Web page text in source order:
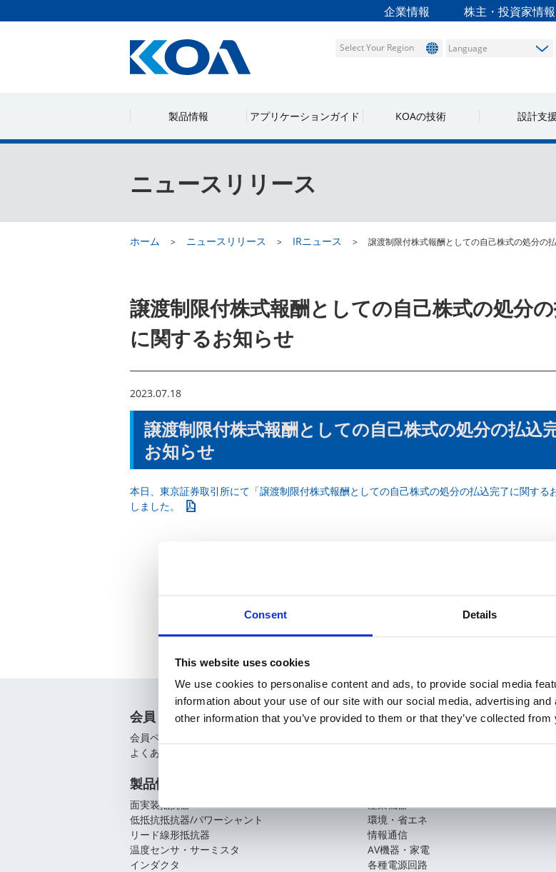
Consent Details
This website uses cookies
We use cookies to personalise content and ads, to provide social media
information about your use of our site with our social media, advertising
other information that you’ve provided to them or that they’ve collected
企業情報 株主・投資家情報
Select Your Region
製品情報 アプリケーションガイド KOAの技術 設計支援
ニュースリリース
ホーム ニュースリリース IRニュース 譲渡制限付株式報酬としての自己株式の処分の
譲渡制限付株式報酬としての自己株式の処分
に関するお知らせ
2023.07.18
譲渡制限付株式報酬としての自己株式の処分の払込
お知らせ
本日、東京証券取引所にて「譲渡制限付株式報酬としての自己株式の処分の払込完了に関する
しました。
会員
会員ページ
よくあるご質問（FAQ）
製品情報
面実装抵抗器
低抵抗抵抗器/パワーシャント
リード線形抵抗器
温度センサ・サーミスタ
インダクタ
KOAの技術
産業機器
環境・省エネ
情報通信
AV機器・家電
各種電源回路